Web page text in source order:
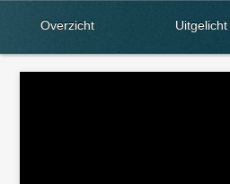
Overzicht Uitgelicht